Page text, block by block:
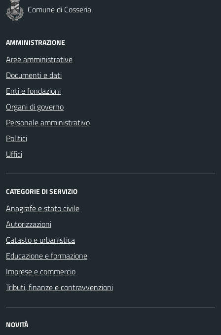
Comune di Cosseria
AMMINISTRAZIONE
Aree amministrative
Documenti e dati
Enti e fondazioni
Organi di governo
Personale amministrativo
Politici
Uffici
CATEGORIE DI SERVIZIO
Anagrafe e stato civile
Autorizzazioni
Catasto e urbanistica
Educazione e formazione
Imprese e commercio
Tributi, finanze e contravvenzioni
NOVITÀ